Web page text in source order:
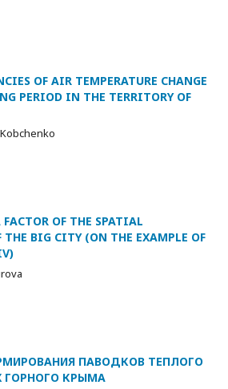
OF AIR TEMPERATURE CHANGE
PERIOD IN THE TERRITORY OF
Kobchenko
OF THE SPATIAL
BIG CITY (ON THE EXAMPLE OF
ПАВОДКОВ ТЕПЛОГО
ГОРНОГО КРЫМА